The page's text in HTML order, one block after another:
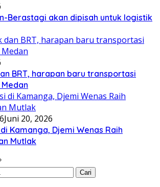
Berastagi akan dipisah untuk logistik
BRT, harapan baru transportasi
Juni 20, 2026
Kamanga, Djemi Wenas Raih
Mutlak